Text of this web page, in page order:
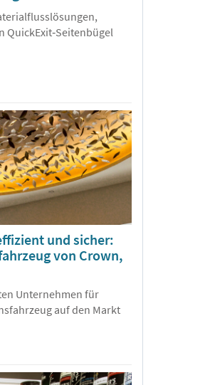
QuickExit‑Seitenbügel
und sicher:
von Crown,
Unternehmen für
auf den Markt